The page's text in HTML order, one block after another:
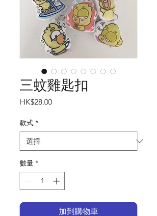
三蚊雞匙扣
HK$28.00價
款式 *
數量 *
加到購物車